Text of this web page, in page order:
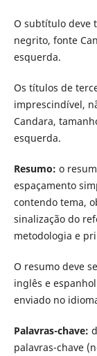
O subtítulo deve
negrito, fonte
esquerda.
Os títulos de
imprescindível,
Candara,
esquerda.
Resumo: o
espaçamento
contendo tema,
sinalização do
metodologia e
O resumo deve
inglês e
enviado no
Palavras-chave:
palavras-chave